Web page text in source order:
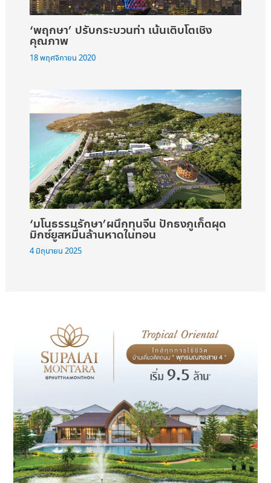
‘พฤกษา’ ปรับกระบวนท่า เน้นเติบโตเชิง
คุณภาพ
18 พฤศจิกายน 2020
‘มโนธรรมรักษา’ผนึกทุนจีน ปักธงภูเก็ตผุด
มิกซ์ยูสหมื่นล้านหาดในทอน
4 มิถุนายน 2025